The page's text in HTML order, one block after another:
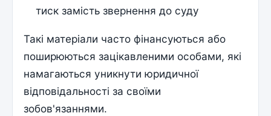
тиск замість звернення до суду
Такі матеріали часто фінансуються або
поширюються зацікавленими особами, які
намагаються уникнути юридичної
відповідальності за своїми
зобов'язаннями.